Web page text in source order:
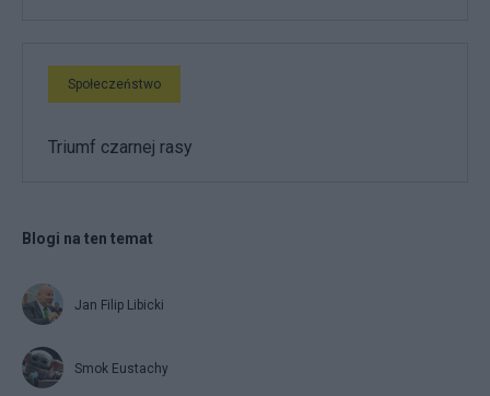
Społeczeństwo
Triumf czarnej rasy
Blogi na ten temat
Jan Filip Libicki
Smok Eustachy